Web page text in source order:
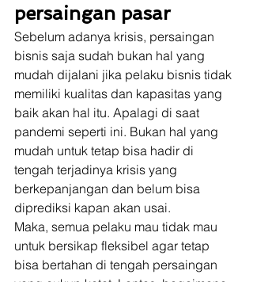
persaingan pasar
Sebelum adanya krisis, persaingan
bisnis saja sudah bukan hal yang
mudah dijalani jika pelaku bisnis tidak
memiliki kualitas dan kapasitas yang
baik akan hal itu. Apalagi di saat
pandemi seperti ini. Bukan hal yang
mudah untuk tetap bisa hadir di
tengah terjadinya krisis yang
berkepanjangan dan belum bisa
diprediksi kapan akan usai.
Maka, semua pelaku mau tidak mau
untuk bersikap fleksibel agar tetap
bisa bertahan di tengah persaingan